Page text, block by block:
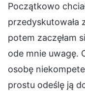
Początkowo
przedyskutowała
potem zaczęłam
ode mnie uwagę.
osobę
prostu odeślę ją